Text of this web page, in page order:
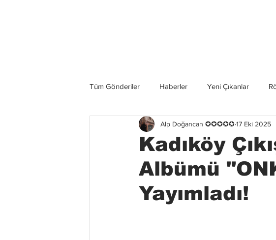
Tüm Gönderiler Haberler Yeni Çıkanlar
Grup İncelemeleri Konserler İncelemeler
Kadıköy
Albümü
Yayımladı!
Alp Doğancan ✪✪✪✪✪ 17 Eki 2025